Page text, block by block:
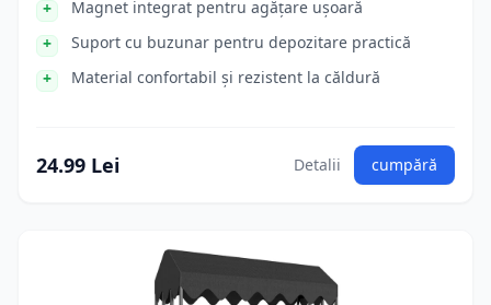
Magnet integrat pentru agățare ușoară
Suport cu buzunar pentru depozitare practică
Material confortabil și rezistent la căldură
24.99 Lei Detalii cumpără